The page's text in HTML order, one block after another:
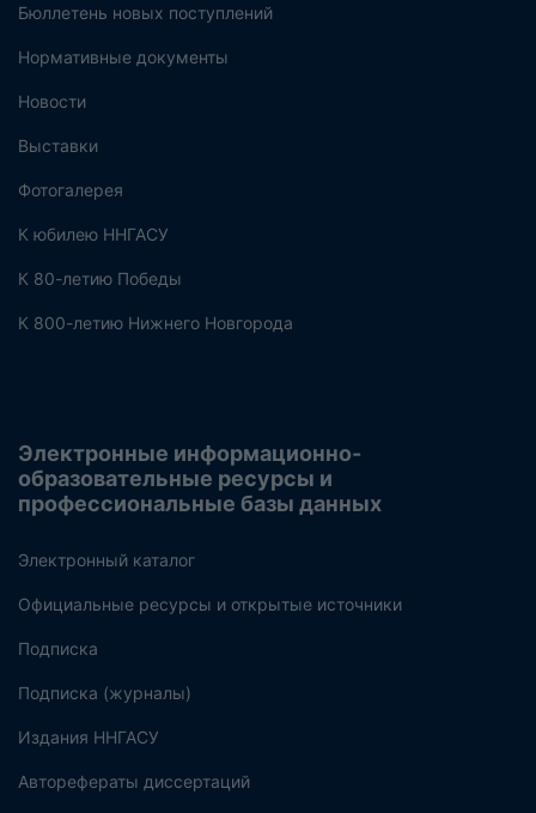
Бюллетень новых поступлений
Нормативные документы
Новости
Выставки
Фотогалерея
К юбилею ННГАСУ
К 80-летию Победы
К 800-летию Нижнего Новгорода
Электронные информационно-
образовательные ресурсы и
профессиональные базы данных
Электронный каталог
Официальные ресурсы и открытые источники
Подписка
Подписка (журналы)
Издания ННГАСУ
Авторефераты диссертаций